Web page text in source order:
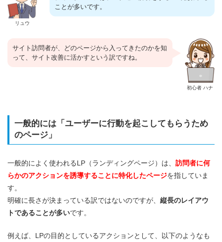
リュウ
ことが多いです。
初心者 ハナ
サイト訪問者が、どのページから入ってきたのかを知
って、サイト改善に活かすという訳ですね。
一般的には「ユーザーに行動を起こしてもらうため
のページ」
一般的によく使われるLP（ランディングページ）は、 訪問者に何
らかのアクションを誘導することに特化したページを指していま
す。
明確に長さが決まっている訳ではないのですが、 縦長のレイアウ
トであることが多いです。
例えば、LPの目的としているアクションとして、以下のようなも